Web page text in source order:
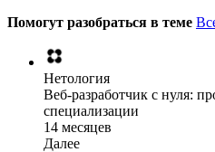
Помогут разобраться в теме
Нетология
Веб-разработчик с нуля:
специализации
14 месяцев
Далее